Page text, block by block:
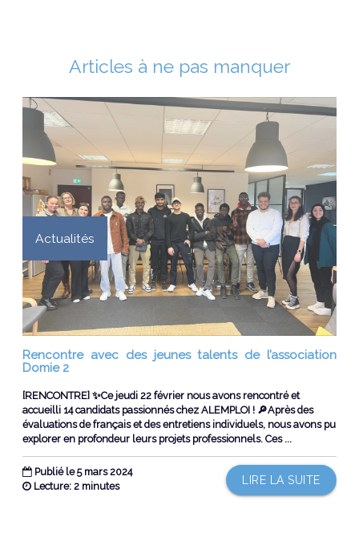
Articles à ne pas manquer
Actualités
Rencontre avec des jeunes talents de l’association
Domie 2
[RENCONTRE] ✨Ce jeudi 22 février nous avons rencontré et
accueilli 14 candidats passionnés chez ALEMPLOI ! 🔎Après des
évaluations de français et des entretiens individuels, nous avons pu
explorer en profondeur leurs projets professionnels. Ces ...
Publié le 5 mars 2024
LIRE LA SUITE
Lecture: 2 minutes